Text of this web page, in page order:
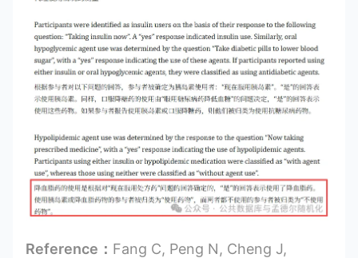
Reference： Fang C, Peng N, Cheng J,